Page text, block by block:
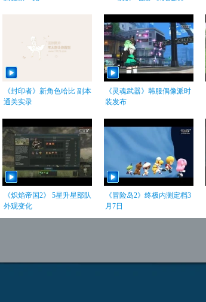
《封印者》新角色哈比 副本
通关实录
《灵魂武器》韩服偶像派时
装发布
《炽焰帝国2》 5星升星部队
外观变化
《冒险岛2》终极内测定档3
月7日